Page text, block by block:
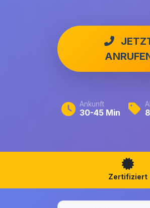
Ankunft
30-45 Min
Zertifiziert